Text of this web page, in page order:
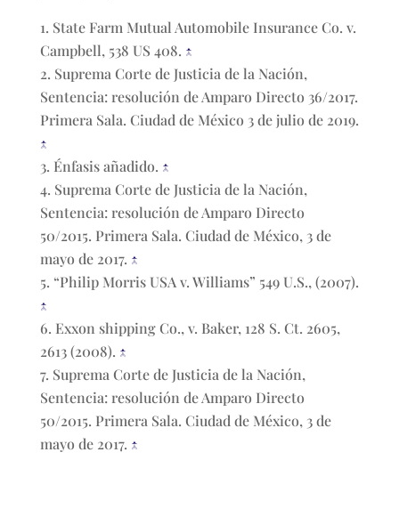
State Farm Mutual Automobile Insurance Co. v.
Campbell, 538 US 408. ↑
Suprema Corte de Justicia de la Nación,
Sentencia: resolución de Amparo Directo 36/2017.
Primera Sala. Ciudad de México 3 de julio de 2019.
↑
Énfasis añadido. ↑
Suprema Corte de Justicia de la Nación,
Sentencia: resolución de Amparo Directo
50/2015. Primera Sala. Ciudad de México, 3 de
mayo de 2017. ↑
“Philip Morris USA v. Williams” 549 U.S., (2007).
↑
Exxon shipping Co., v. Baker, 128 S. Ct. 2605,
2613 (2008). ↑
Suprema Corte de Justicia de la Nación,
Sentencia: resolución de Amparo Directo
50/2015. Primera Sala. Ciudad de México, 3 de
mayo de 2017. ↑